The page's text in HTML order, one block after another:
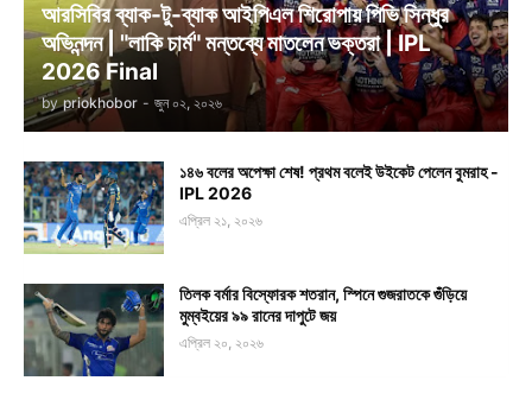
আরসিবির ব্যাক-টু-ব্যাক আইপিএল শিরোপায় পিভি সিন্ধুর
অভিনন্দন | "লাকি চার্ম" মন্তব্যে মাতলেন ভক্তরা | IPL
2026 Final
by priokhobor - জুন ০২, ২০২৬
১৪৬ বলের অপেক্ষা শেষ! প্রথম বলেই উইকেট পেলেন বুমরাহ -
IPL 2026
এপ্রিল ২১, ২০২৬
তিলক বর্মার বিস্ফোরক শতরান, স্পিনে গুজরাতকে গুঁড়িয়ে
মুম্বইয়ের ৯৯ রানের দাপুটে জয়
এপ্রিল ২০, ২০২৬